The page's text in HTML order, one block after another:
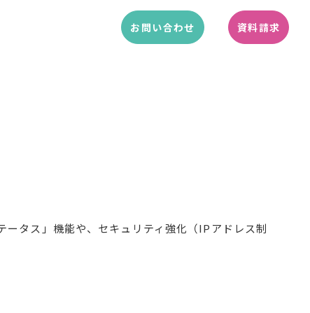
お問い合わせ 資料請求
タス」機能や、セキュリティ強化（IPアドレス制